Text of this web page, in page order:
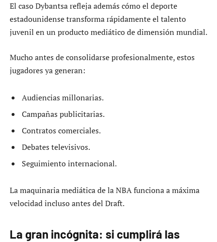
El caso Dybantsa refleja además cómo el deporte
estadounidense transforma rápidamente el talento
juvenil en un producto mediático de dimensión mundial.
Mucho antes de consolidarse profesionalmente, estos
jugadores ya generan:
Audiencias millonarias.
Campañas publicitarias.
Contratos comerciales.
Debates televisivos.
Seguimiento internacional.
La maquinaria mediática de la NBA funciona a máxima
velocidad incluso antes del Draft.
La gran incógnita: si cumplirá las